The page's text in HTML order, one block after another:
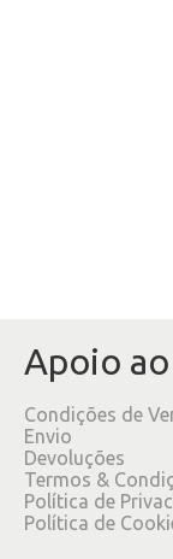
Apoio
Condições de
Envio
Devoluções
Termos &
Política de
Política de